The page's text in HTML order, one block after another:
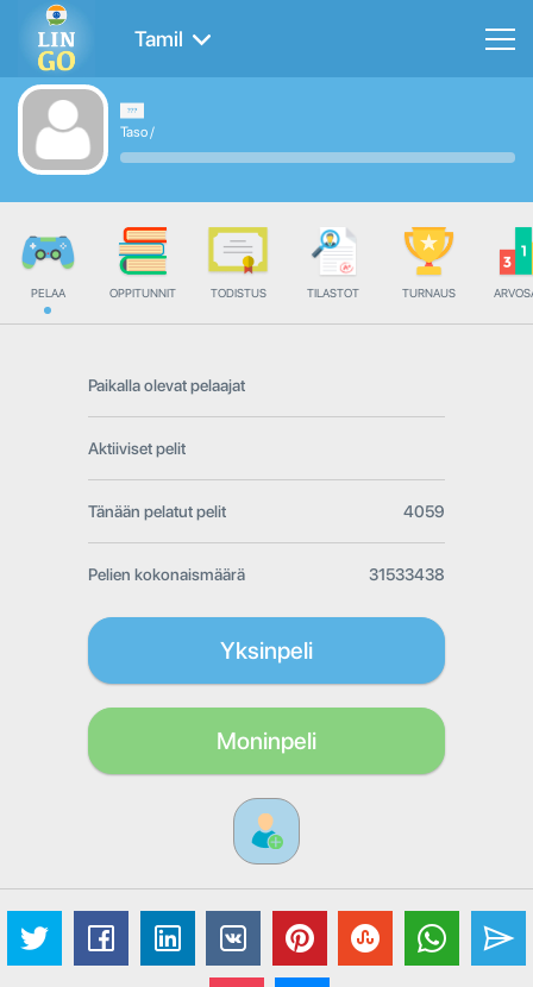
Tamil
Taso/
PELAA OPPITUNNIT TODISTUS TILASTOT TURNAUS
Paikalla olevat pelaajat
Aktiiviset pelit
Tänään pelatut pelit 4059
Pelien kokonaismäärä 31533438
Yksinpeli
Moninpeli